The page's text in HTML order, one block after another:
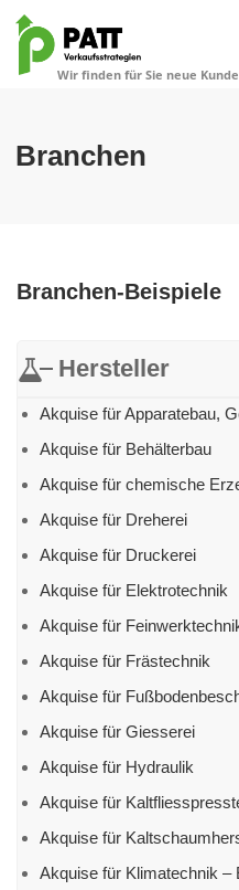
Branchen
Branchen-Beispiele
Hersteller
Akquise für Apparatebau,
Akquise für Behälterbau
Akquise für chemische
Akquise für Dreherei
Akquise für Druckerei
Akquise für Elektrotechnik
Akquise für
Akquise für Frästechnik
Akquise für
Akquise für Giesserei
Akquise für Hydraulik
Akquise für
Akquise für
Akquise für Klimatechnik –